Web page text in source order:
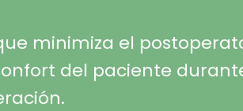
minimiza el
del paciente